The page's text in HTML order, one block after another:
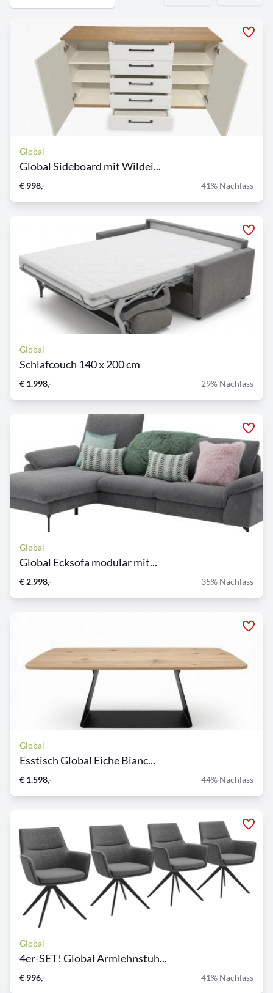
Global
Global Sideboard mit Wildei...
€ 998,- 41% Nachlass
Global
Schlafcouch 140 x 200 cm
€ 1.998,- 29% Nachlass
Global
Global Ecksofa modular mit...
€ 2.998,- 35% Nachlass
Global
Esstisch Global Eiche Bianc...
€ 1.598,- 44% Nachlass
Global
4er-SET! Global Armlehnstuh...
€ 996,- 41% Nachlass